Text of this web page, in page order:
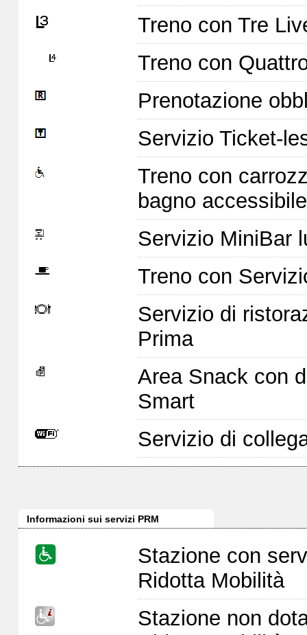
Treno con Tre
Treno con
Prenotazione
Servizio Ticket-
Treno con
bagno
Servizio MiniBar
Treno con
Servizio di
Prima
Area Snack con
Smart
Servizio di
Informazioni sui servizi PRM
Stazione con
Ridotta Mobilità
Stazione non